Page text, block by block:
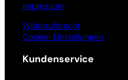
Impressum
Widerrufsrecht
Cookie-Einstellungen
Kundenservice